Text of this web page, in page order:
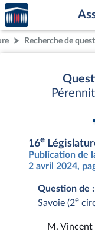
Aller au contenu
Aller en bas de la
Accèder
à la
page
d'accueilRecherche de
16e
Publication de
2 avril 2024,
Question de :
Savoie (2e
M. Vincent